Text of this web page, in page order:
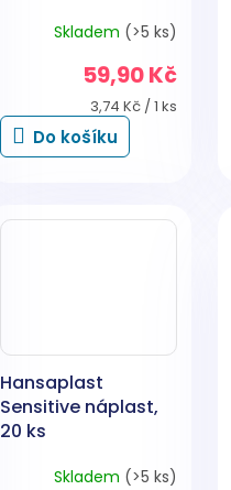
Skladem (>5 ks)
59,90 Kč
Měrná
cena:
3,74 Kč / 1 ks
Do košíku
Hansaplast
Sensitive náplast,
20 ks
Skladem (>5 ks)